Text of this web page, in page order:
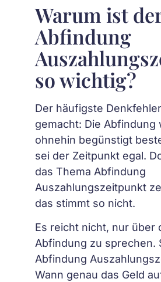
Warum ist
Abfindung
so wichtig?
Der häufigste
gemacht: Die Abfindung
ohnehin begünstigt
sei der Zeitpunkt egal.
das Thema Abfindung
Auszahlungszeitpunkt
das stimmt so nicht.
Es reicht nicht, nur über
Abfindung zu sprechen.
Abfindung
Wann genau das Geld